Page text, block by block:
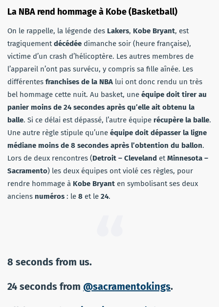
La NBA rend hommage à Kobe (Basketball)
On le rappelle, la légende des Lakers, Kobe Bryant, est
tragiquementdécédée dimanche soir (heure française),
victime d’un crash d’hélicoptère. Les autres membres de
l’appareil n’ont pas survécu, y compris sa fille aînée. Les
différentes franchises de la NBA lui ont donc rendu un très
bel hommage cette nuit. Au basket, une équipe doit tirer au
panier moins de 24 secondes après qu’elle ait obtenu la
balle. Si ce délai est dépassé, l’autre équipe récupère la balle.
Une autre règle stipule qu’une équipe doit dépasser la ligne
médiane moins de 8 secondes après l’obtention du ballon.
Lors de deux rencontres (Detroit – Cleveland etMinnesota –
Sacramento) les deux équipes ont violé ces règles, pour
rendre hommage à Kobe Bryant en symbolisant ses deux
anciens numéros : le 8 et le 24.
8 seconds from us.
24 seconds from @sacramentokings.